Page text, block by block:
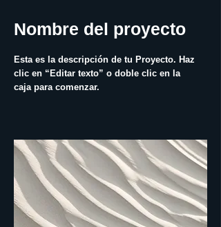
Nombre del proyecto
Esta es la descripción de tu Proyecto. Haz
clic en “Editar texto” o doble clic en la
caja para comenzar.